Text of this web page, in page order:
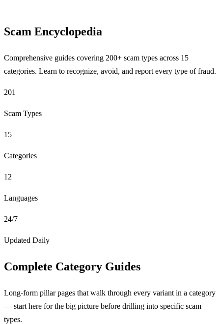
Scam Encyclopedia
Comprehensive guides covering 200+ scam types across 15
categories. Learn to recognize, avoid, and report every type of fraud.
201
Scam Types
15
Categories
12
Languages
24/7
Updated Daily
Complete Category Guides
Long-form pillar pages that walk through every variant in a category
— start here for the big picture before drilling into specific scam
types.